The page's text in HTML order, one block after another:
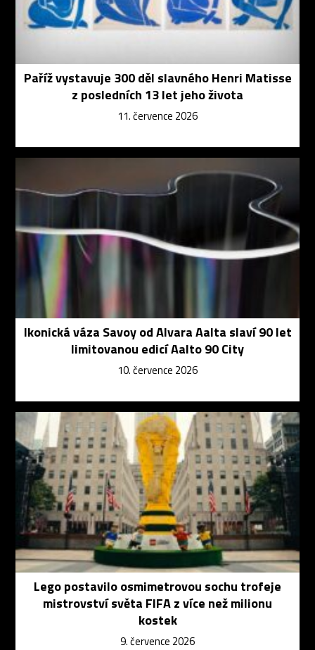
Paříž vystavuje 300 děl slavného Henri Matisse
z posledních 13 let jeho života
11. července 2026
Ikonická váza Savoy od Alvara Aalta slaví 90 let
limitovanou edicí Aalto 90 City
10. července 2026
Lego postavilo osmimetrovou sochu trofeje
mistrovství světa FIFA z více než milionu
kostek
9. července 2026